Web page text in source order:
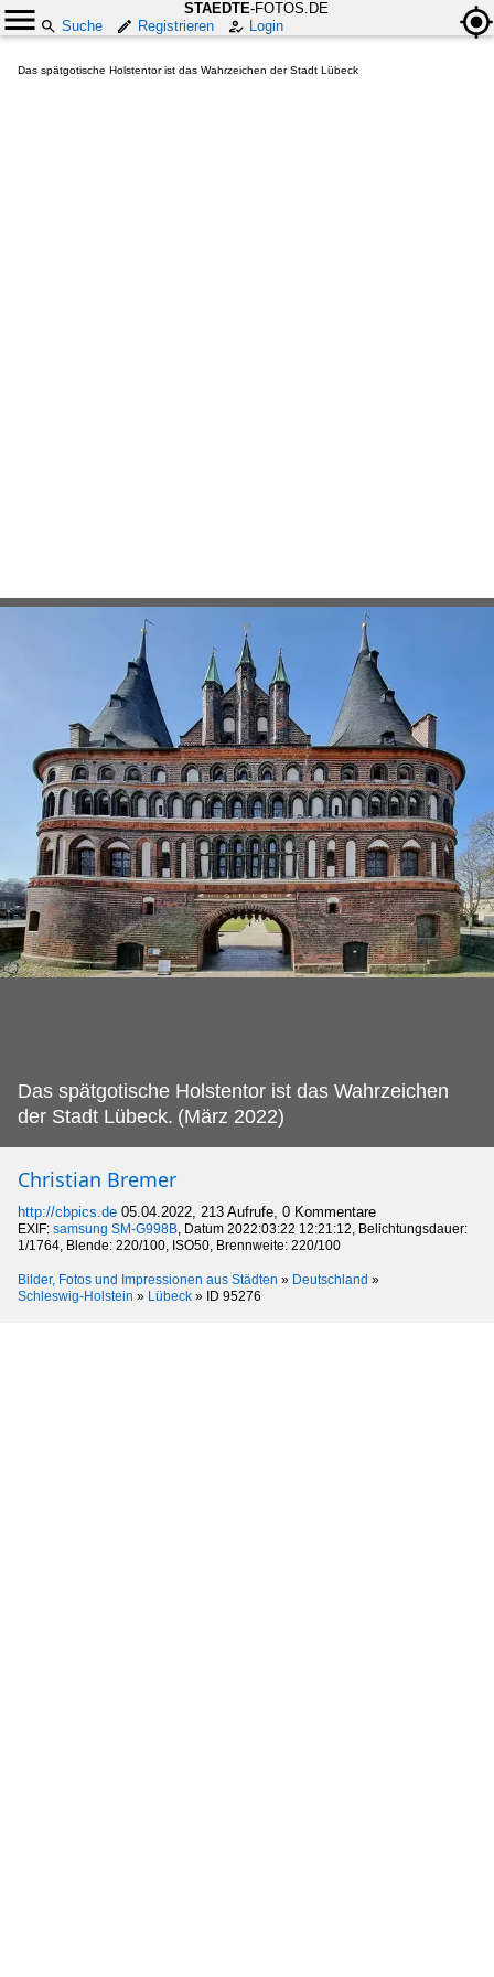
STAEDTE-FOTOS.DE
Suche
Registrieren Login
Das spätgotische Holstentor ist das Wahrzeichen der Stadt Lübeck
Das spätgotische Holstentor ist das Wahrzeichen
der Stadt Lübeck. (März 2022)
Christian Bremer
http://cbpics.de 05.04.2022, 213 Aufrufe, 0 Kommentare
EXIF: samsung SM-G998B, Datum 2022:03:22 12:21:12, Belichtungsdauer:
1/1764, Blende: 220/100, ISO50, Brennweite: 220/100
Bilder, Fotos und Impressionen aus Städten » Deutschland »
Schleswig-Holstein » Lübeck » ID 95276